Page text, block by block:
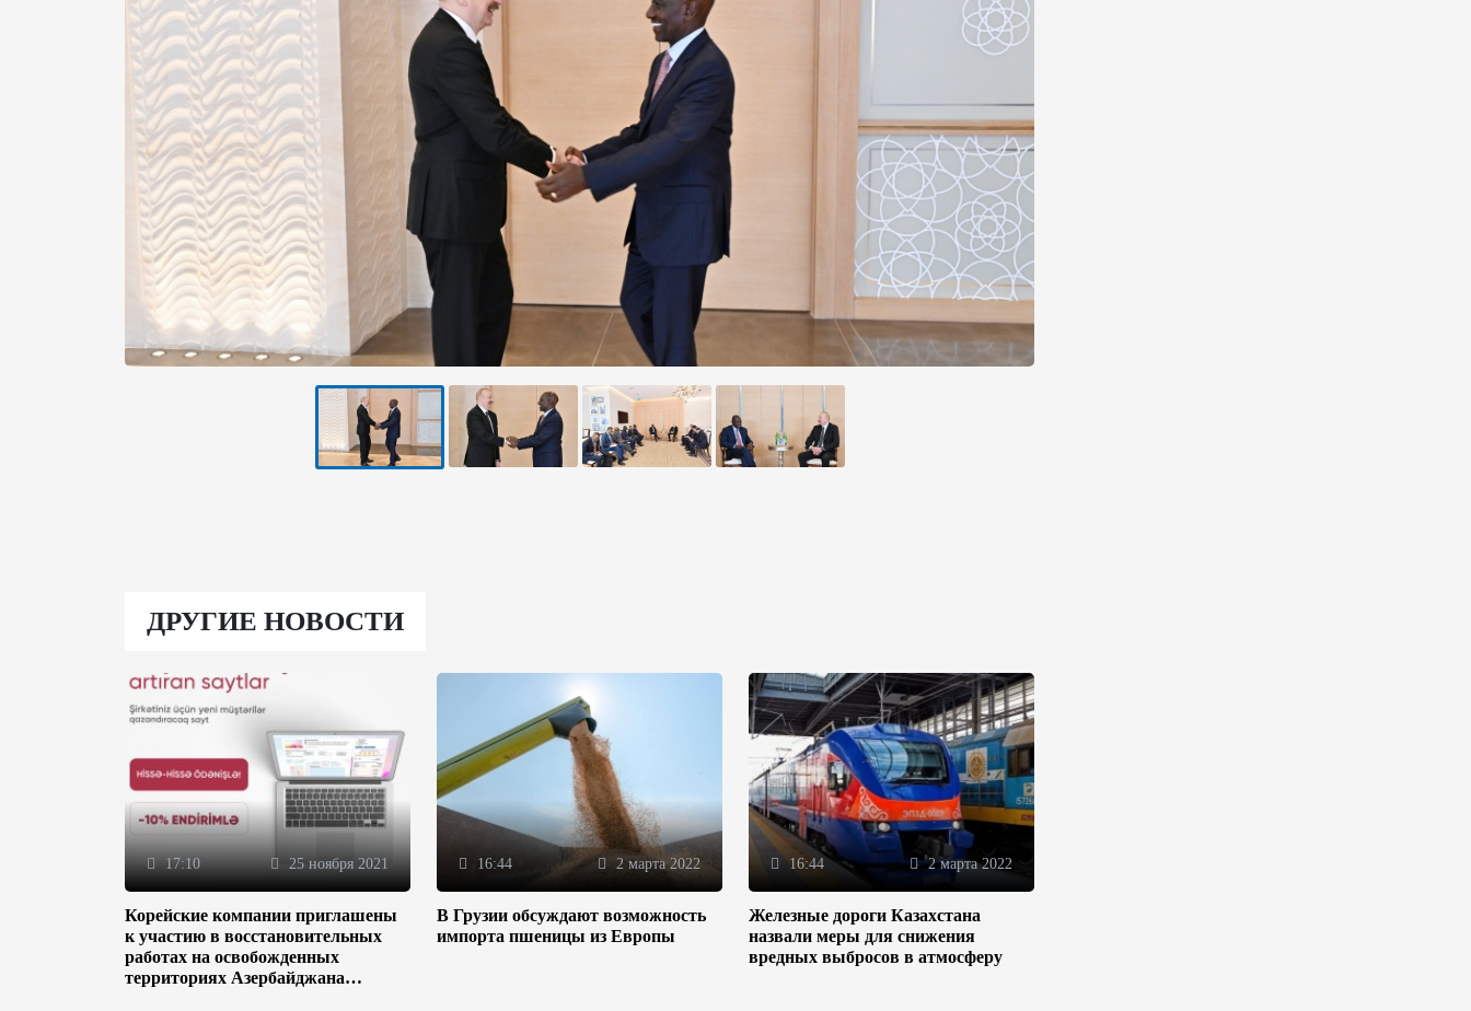
ДРУГИЕ НОВОСТИ
17:10 25 ноября 2021
Корейские компании приглашены
к участию в восстановительных
работах на освобожденных
территориях Азербайджана
16:44 2 марта 2022
В Грузии обсуждают возможность
импорта пшеницы из Европы
16:44 2 марта 2022
Железные дороги Казахстана
назвали меры для снижения
вредных выбросов в атмосферу